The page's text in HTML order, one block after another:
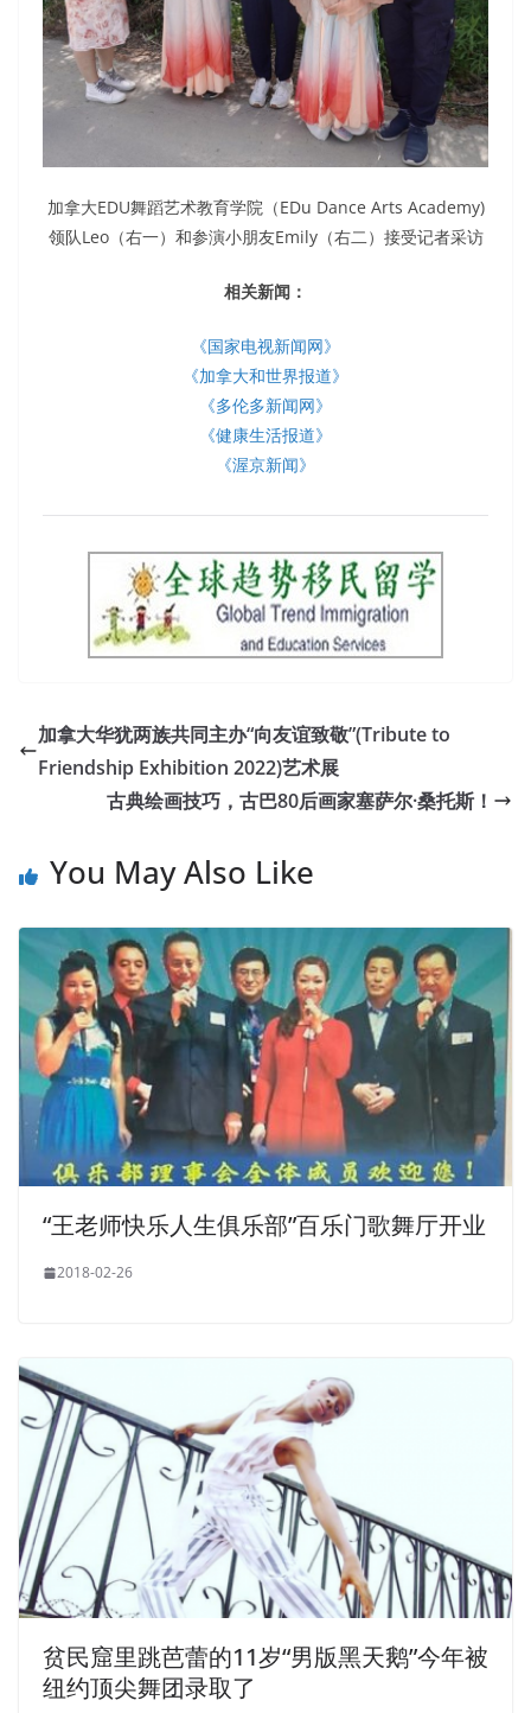
加拿大EDU舞蹈艺术教育学院（EDu Dance Arts Academy)
领队Leo（右一）和参演小朋友Emily（右二）接受记者采访
相关新闻：
《国家电视新闻网》
《加拿大和世界报道》
《多伦多新闻网》
《健康生活报道》
《渥京新闻》
加拿大华犹两族共同主办“向友谊致敬”(Tribute to
Friendship Exhibition 2022)艺术展
古典绘画技巧，古巴80后画家塞萨尔·桑托斯！
You May Also Like
“王老师快乐人生俱乐部”百乐门歌舞厅开业
2018-02-26
贫民窟里跳芭蕾的11岁“男版黑天鹅”今年被
纽约顶尖舞团录取了